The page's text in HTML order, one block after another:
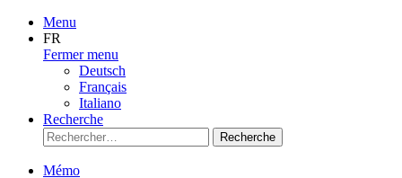
Menu
FR
Fermer menu
Deutsch
Français
Italiano
Recherche
Recherche
Mémo